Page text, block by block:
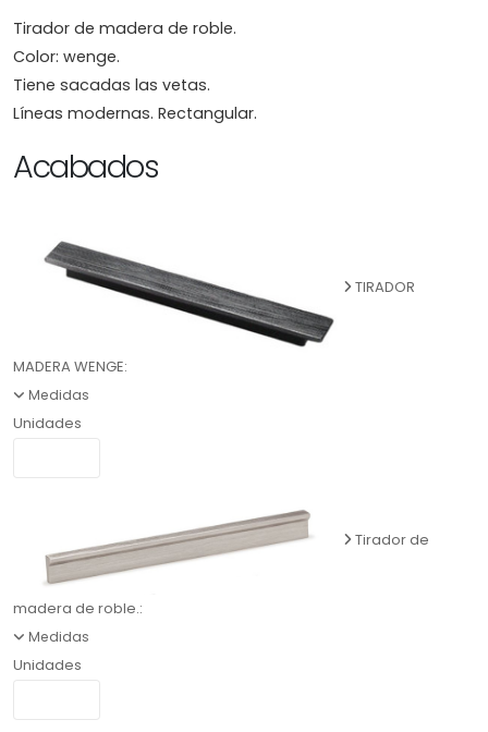
Tirador de madera de roble.
Color: wenge.
Tiene sacadas las vetas.
Líneas modernas. Rectangular.
Acabados
TIRADOR
MADERA WENGE:
Medidas
Unidades
Tirador de
madera de roble.:
Medidas
Unidades